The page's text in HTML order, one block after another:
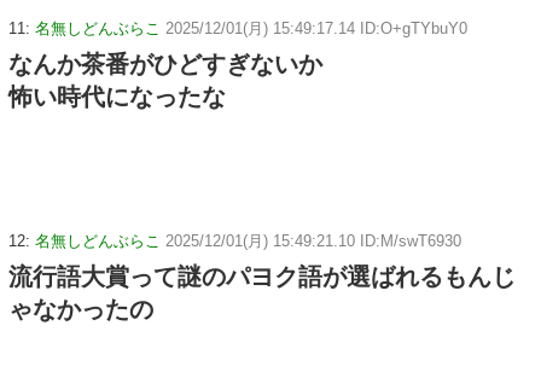
11: 名無しどんぶらこ 2025/12/01(月) 15:49:17.14 ID:O+gTYbuY0
なんか茶番がひどすぎないか
怖い時代になったな
12: 名無しどんぶらこ 2025/12/01(月) 15:49:21.10 ID:M/swT6930
流行語大賞って謎のパヨク語が選ばれるもんじ
ゃなかったの